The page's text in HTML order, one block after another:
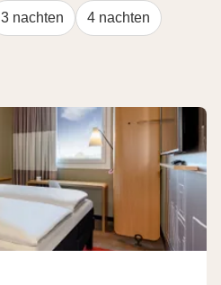
3 nachten 4 nachten